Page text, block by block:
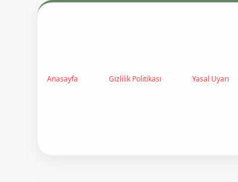
Anasayfa Gizlilik Politikası Yasal Uyarı